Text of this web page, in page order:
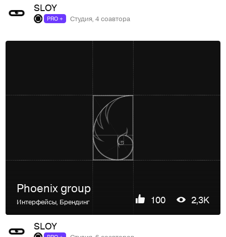
SLOY
PRO + Студия, 4 соавтора
Phoenix group
Интерфейсы, Брендинг 100 2,3K
SLOY